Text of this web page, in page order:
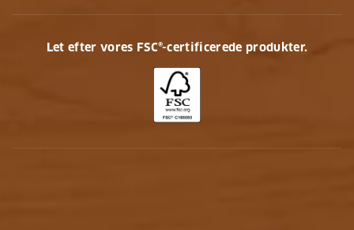
Let efter vores FSC®-certificerede produkter.